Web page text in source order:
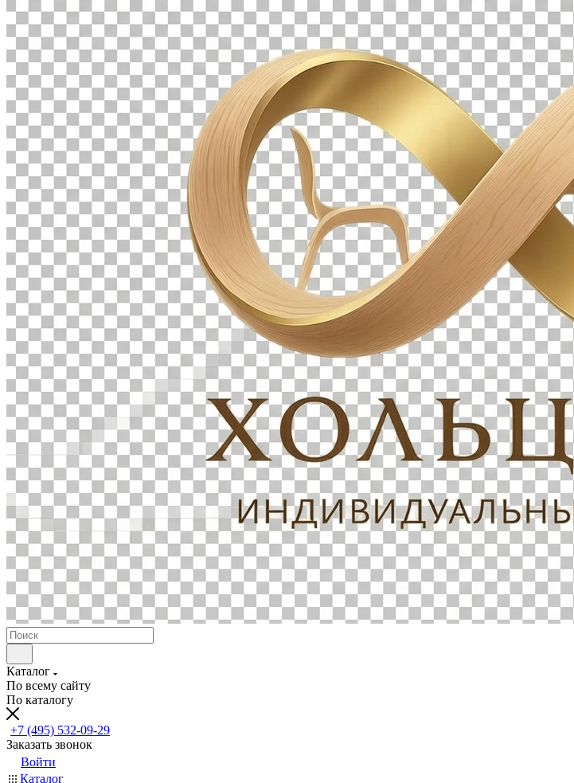
Каталог
По всему сайту
По каталогу
+7 (495) 532-09-29
Заказать звонок
Войти
Каталог